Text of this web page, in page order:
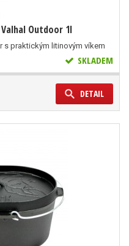
Outdoor 1l
s praktickým litinovým víkem
SKLADEM
DETAIL